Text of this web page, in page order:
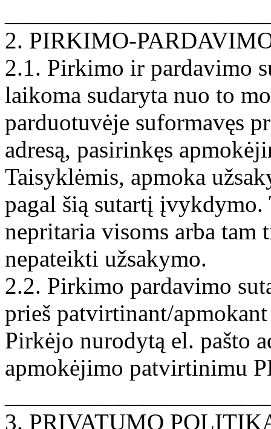
2. PIRKIMO-
2.1. Pirkimo ir pardavimo
laikoma sudaryta nuo to
parduotuvėje suformavęs
adresą, pasirinkęs
Taisyklėmis, apmoka
pagal šią sutartį įvykdymo.
nepritaria visoms arba
nepateikti užsakymo.
2.2. Pirkimo pardavimo
prieš patvirtinant/
Pirkėjo nurodytą el. pašto
apmokėjimo patvirtinimu
3. PRIVATUMO